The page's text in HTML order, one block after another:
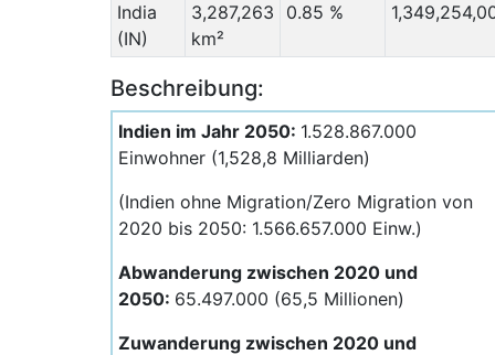
India
(IN)
3,287,263
km²
0.85 %
Beschreibung:
Indien im Jahr 2050: 1.528.867.000
Einwohner (1,528,8 Milliarden)
(Indien ohne Migration/Zero Migration von
2020 bis 2050: 1.566.657.000 Einw.)
Abwanderung zwischen 2020 und
2050: 65.497.000 (65,5 Millionen)
Zuwanderung zwischen 2020 und